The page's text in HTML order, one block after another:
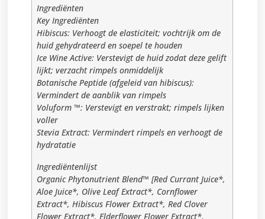
Ingrediënten
Key Ingrediënten
Hibiscus: Verhoogt de elasticiteit; vochtrijk om de
huid gehydrateerd en soepel te houden
Ice Wine Active: Verstevigt de huid zodat deze gelift
lijkt; verzacht rimpels onmiddelijk
Botanische Peptide (afgeleid van hibiscus):
Vermindert de aanblik van rimpels
Voluform ™: Verstevigt en verstrakt; rimpels lijken
voller
Stevia Extract: Vermindert rimpels en verhoogt de
hydratatie
Ingrediëntenlijst
Organic Phytonutrient Blend™ [Red Currant Juice*,
Aloe Juice*, Olive Leaf Extract*, Cornflower
Extract*, Hibiscus Flower Extract*, Red Clover
Flower Extract*, Elderflower Flower Extract*,